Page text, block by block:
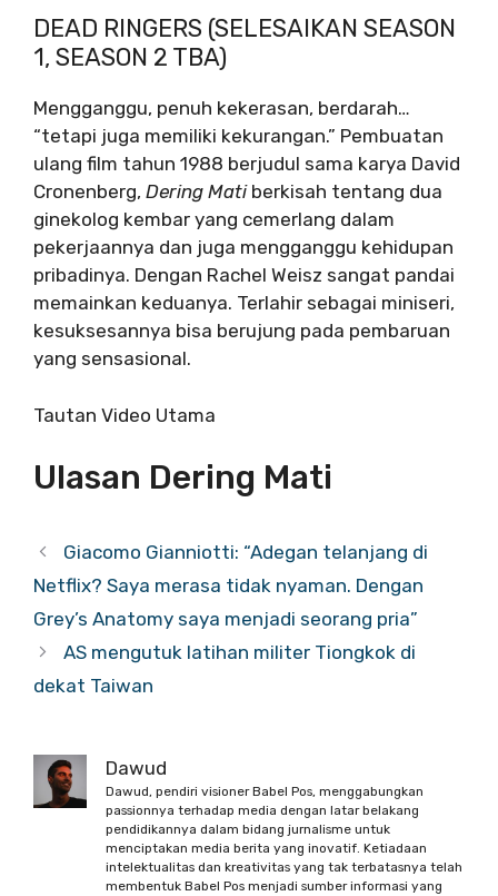
DEAD RINGERS (SELESAIKAN SEASON
1, SEASON 2 TBA)
Mengganggu, penuh kekerasan, berdarah…
“tetapi juga memiliki kekurangan.” Pembuatan
ulang film tahun 1988 berjudul sama karya David
Cronenberg, Dering Matiberkisah tentang dua
ginekolog kembar yang cemerlang dalam
pekerjaannya dan juga mengganggu kehidupan
pribadinya. Dengan Rachel Weisz sangat pandai
memainkan keduanya. Terlahir sebagai miniseri,
kesuksesannya bisa berujung pada pembaruan
yang sensasional.
Tautan Video Utama
Ulasan Dering Mati
Giacomo Gianniotti: “Adegan telanjang di
Netflix? Saya merasa tidak nyaman. Dengan
Grey’s Anatomy saya menjadi seorang pria”
AS mengutuk latihan militer Tiongkok di
dekat Taiwan
Dawud
Dawud, pendiri visioner Babel Pos, menggabungkan
passionnya terhadap media dengan latar belakang
pendidikannya dalam bidang jurnalisme untuk
menciptakan media berita yang inovatif. Ketiadaan
intelektualitas dan kreativitas yang tak terbatasnya telah
membentuk Babel Pos menjadi sumber informasi yang